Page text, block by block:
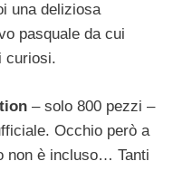
una deliziosa
pasquale da cui
curiosi.
– solo 800 pezzi –
Occhio però a
non è incluso… Tanti